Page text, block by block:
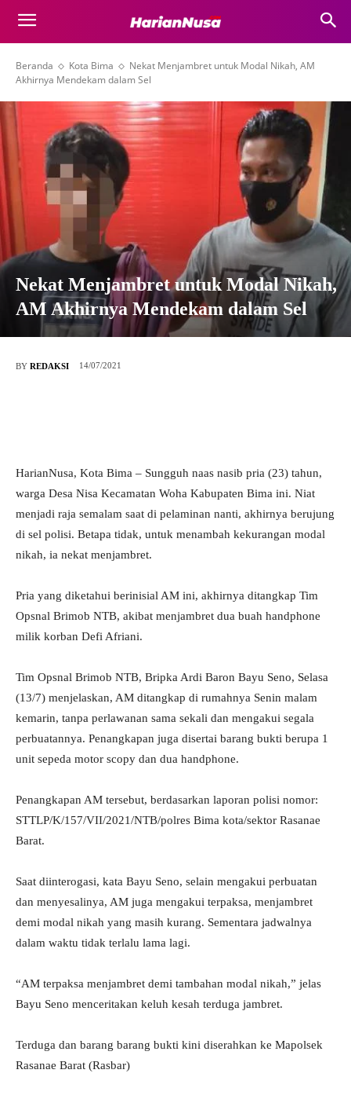
Beranda Kota Bima
Nekat Menjambret untuk Modal Nikah, AM
Akhirnya Mendekam dalam Sel
Nekat Menjambret untuk Modal Nikah,
AM Akhirnya Mendekam dalam Sel
BY REDAKSI 14/07/2021
HarianNusa, Kota Bima – Sungguh naas nasib pria (23) tahun,
warga Desa Nisa Kecamatan Woha Kabupaten Bima ini. Niat
menjadi raja semalam saat di pelaminan nanti, akhirnya berujung
di sel polisi. Betapa tidak, untuk menambah kekurangan modal
nikah, ia nekat menjambret.
Pria yang diketahui berinisial AM ini, akhirnya ditangkap Tim
Opsnal Brimob NTB, akibat menjambret dua buah handphone
milik korban Defi Afriani.
Tim Opsnal Brimob NTB, Bripka Ardi Baron Bayu Seno, Selasa
(13/7) menjelaskan, AM ditangkap di rumahnya Senin malam
kemarin, tanpa perlawanan sama sekali dan mengakui segala
perbuatannya. Penangkapan juga disertai barang bukti berupa 1
unit sepeda motor scopy dan dua handphone.
Penangkapan AM tersebut, berdasarkan laporan polisi nomor:
STTLP/K/157/VII/2021/NTB/polres Bima kota/sektor Rasanae
Barat.
Saat diinterogasi, kata Bayu Seno, selain mengakui perbuatan
dan menyesalinya, AM juga mengakui terpaksa, menjambret
demi modal nikah yang masih kurang. Sementara jadwalnya
dalam waktu tidak terlalu lama lagi.
“AM terpaksa menjambret demi tambahan modal nikah,” jelas
Bayu Seno menceritakan keluh kesah terduga jambret.
Terduga dan barang barang bukti kini diserahkan ke Mapolsek
Rasanae Barat (Rasbar)